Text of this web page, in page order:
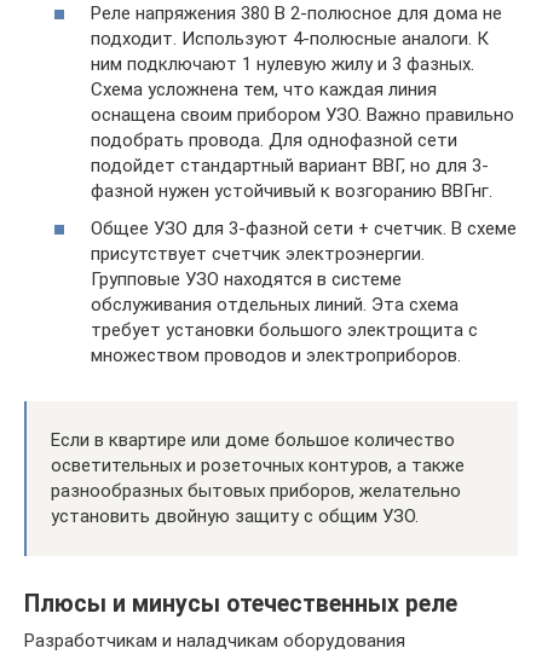
Реле напряжения 380 В 2-полюсное для дома не
подходит. Используют 4-полюсные аналоги. К
ним подключают 1 нулевую жилу и 3 фазных.
Схема усложнена тем, что каждая линия
оснащена своим прибором УЗО. Важно правильно
подобрать провода. Для однофазной сети
подойдет стандартный вариант ВВГ, но для 3-
фазной нужен устойчивый к возгоранию ВВГнг.
Общее УЗО для 3-фазной сети + счетчик. В схеме
присутствует счетчик электроэнергии.
Групповые УЗО находятся в системе
обслуживания отдельных линий. Эта схема
требует установки большого электрощита с
множеством проводов и электроприборов.
Если в квартире или доме большое количество
осветительных и розеточных контуров, а также
разнообразных бытовых приборов, желательно
установить двойную защиту с общим УЗО.
Плюсы и минусы отечественных реле
Разработчикам и наладчикам оборудования